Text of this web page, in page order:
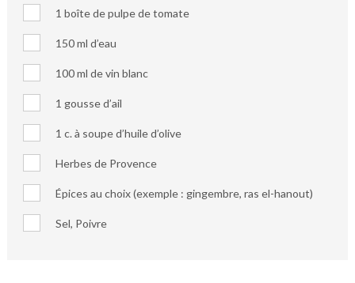
1 boîte de pulpe de tomate
150 ml d’eau
100 ml de vin blanc
1 gousse d’ail
1 c. à soupe d’huile d’olive
Herbes de Provence
Épices au choix (exemple : gingembre, ras el-hanout)
Sel, Poivre